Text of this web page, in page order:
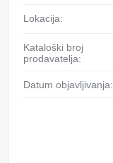
Lokacija:
Kataloški broj
prodavatelja:
Datum objavljivanja: